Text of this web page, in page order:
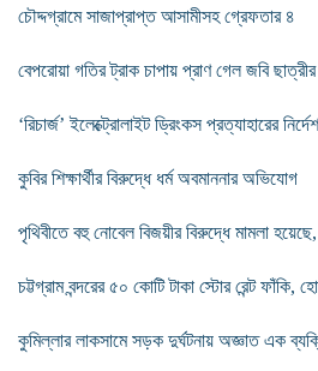
চৌদ্দগ্রামে সাজাপ্রাপ্ত আসামীসহ গ্রেফতার ৪
বেপরোয়া গতির ট্রাক চাপায় প্রাণ গেল জবি ছাত্রীর
‘রিচার্জ’ ইলেক্ট্রোলাইট ড্রিংকস প্রত্যাহারের নির্দেশ
কুবির শিক্ষার্থীর বিরুদ্ধে ধর্ম অবমাননার অভিযোগ
পৃথিবীতে বহু নোবেল বিজয়ীর বিরুদ্ধে মামলা
চট্টগ্রাম বন্দরের ৫০ কোটি টাকা স্টোর রেন্ট ফাঁকি,
কুমিল্লার লাকসামে সড়ক দুর্ঘটনায় অজ্ঞাত এক